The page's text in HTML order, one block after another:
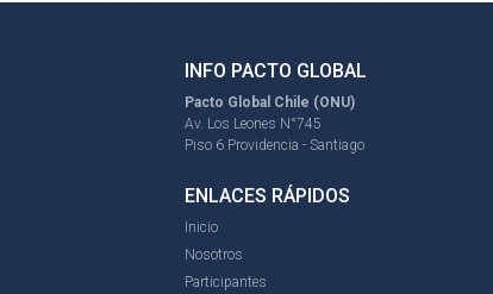
INFO PACTO GLOBAL
Pacto Global Chile (ONU)
Av. Los Leones N°745
Piso 6 Providencia - Santiago
ENLACES RÁPIDOS
Inicio
Nosotros
Participantes